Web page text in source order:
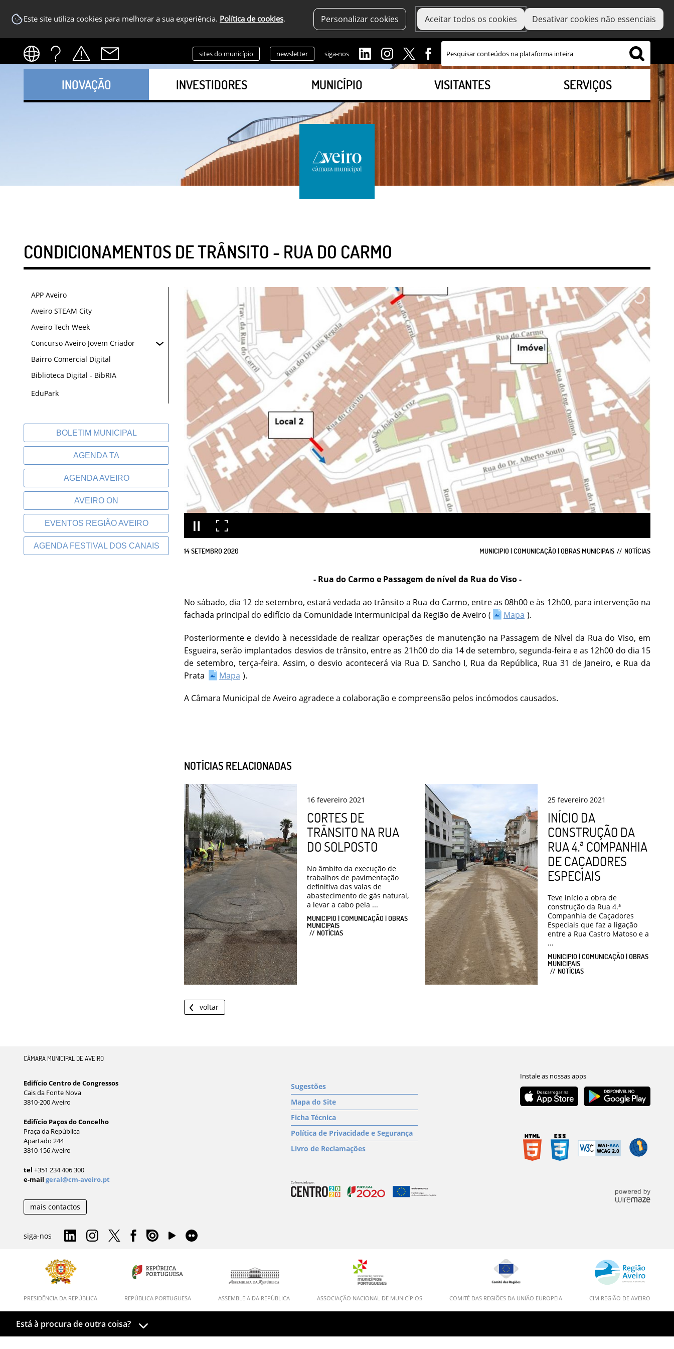
Este site utiliza cookies para melhorar a sua experiência. Política de cookies. Personalizar cookies Aceitar todos os cookies Desativar cookies não essenciais
sites do município newsletter siga-nos
INOVAÇÃO INVESTIDORES MUNICÍPIO VISITANTES SERVIÇOS
CONDICIONAMENTOS DE TRÂNSITO - RUA DO CARMO
APP Aveiro
Aveiro STEAM City
Aveiro Tech Week
Concurso Aveiro Jovem Criador
Bairro Comercial Digital
Biblioteca Digital - BibRIA
EduPark
BOLETIM MUNICIPAL
AGENDA TA
AGENDA AVEIRO
AVEIRO ON
EVENTOS REGIÃO AVEIRO
AGENDA FESTIVAL DOS CANAIS
14SETEMBRO2020 MUNICIPIO | COMUNICAÇÃO | OBRAS MUNICIPAIS NOTÍCIAS
- Rua do Carmo e Passagem de nível da Rua do Viso -
No sábado, dia 12 de setembro, estará vedada ao trânsito a Rua do Carmo, entre as 08h00 e às 12h00, para intervenção na
fachada principal do edifício da Comunidade Intermunicipal da Região de Aveiro (
Mapa ).
Posteriormente e devido à necessidade de realizar operações de manutenção na Passagem de Nível da Rua do Viso, em
Esgueira, serão implantados desvios de trânsito, entre as 21h00 do dia 14 de setembro, segunda-feira e as 12h00 do dia 15
de setembro, terça-feira. Assim, o desvio acontecerá via Rua D. Sancho I, Rua da República, Rua 31 de Janeiro, e Rua da
Prata
Mapa ).
A Câmara Municipal de Aveiro agradece a colaboração e compreensão pelos incómodos causados.
NOTÍCIAS RELACIONADAS
16 fevereiro 2021
CORTES DE
TRÂNSITO NA RUA
DO SOLPOSTO
No âmbito da execução de
trabalhos de pavimentação
definitiva das valas de
abastecimento de gás natural,
a levar a cabo pela ...
MUNICIPIO | COMUNICAÇÃO | OBRAS
MUNICIPAIS
NOTÍCIAS
25 fevereiro 2021
INÍCIO DA
CONSTRUÇÃO DA
RUA 4.ª COMPANHIA
DE CAÇADORES
ESPECIAIS
Teve início a obra de
construção da Rua 4.ª
Companhia de Caçadores
Especiais que faz a ligação
entre a Rua Castro Matoso e a
...
MUNICIPIO | COMUNICAÇÃO | OBRAS
MUNICIPAIS
NOTÍCIAS
voltar
CÂMARA MUNICIPAL DE AVEIRO
Edifício Centro de Congressos
Cais da Fonte Nova
3810-200 Aveiro
Edifício Paços do Concelho
Praça da República
Apartado 244
3810-156 Aveiro
tel +351 234 406 300
e-mail geral@cm-aveiro.pt
mais contactos
siga-nos
Sugestões
Mapa do Site
Ficha Técnica
Política de Privacidade e Segurança
Livro de Reclamações
PRESIDÊNCIA DA REPÚBLICA REPÚBLICA PORTUGUESA ASSEMBLEIA DA REPÚBLICA ASSOCIAÇÃO NACIONAL DE MUNICÍPIOS COMITÉ DAS REGIÕES DA UNIÃO EUROPEIA CIM REGIÃO DE AVEIRO
Está à procura de outra coisa?